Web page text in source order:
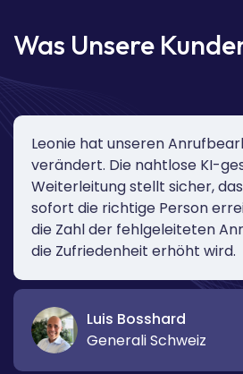
Was Unsere
Enterprise Bot hat uns
"Schweizer Taschenmesser"
Kundenservice-Lösungen
und ihre schnellen
entscheidend zum Erfolg
Transformation beigetragen.
José Manuel Taboas
Callpoint AG